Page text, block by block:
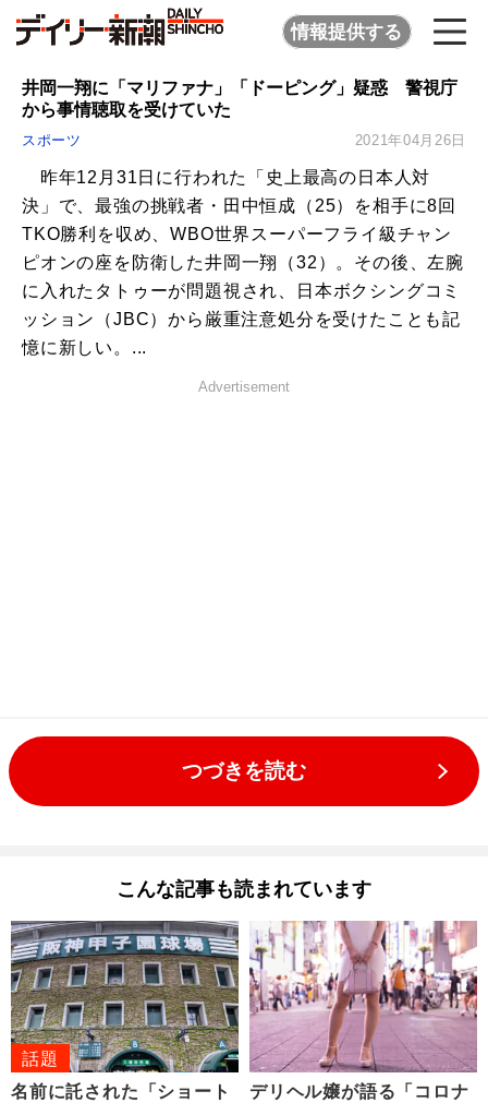
情報提供する
井岡一翔に「マリファナ」「ドーピング」疑惑 警視庁
から事情聴取を受けていた
スポーツ 2021年04月26日
昨年12月31日に行われた「史上最高の日本人対
決」で、最強の挑戦者・田中恒成（25）を相手に8回
TKO勝利を収め、WBO世界スーパーフライ級チャン
ピオンの座を防衛した井岡一翔（32）。その後、左腕
に入れたタトゥーが問題視され、日本ボクシングコミ
ッション（JBC）から厳重注意処分を受けたことも記
憶に新しい。...
Advertisement
つづきを読む
こんな記事も読まれています
話題
名前に託された「ショート
デリヘル嬢が語る「コロナ